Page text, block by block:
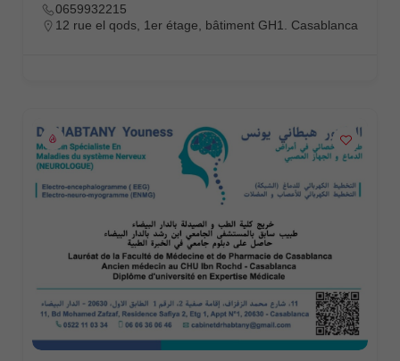
0659932215
12 rue el qods, 1er étage, bâtiment GH1. Casablanca